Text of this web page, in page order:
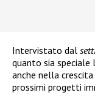
Intervistato dal
quanto sia speciale
anche nella
prossimi progetti